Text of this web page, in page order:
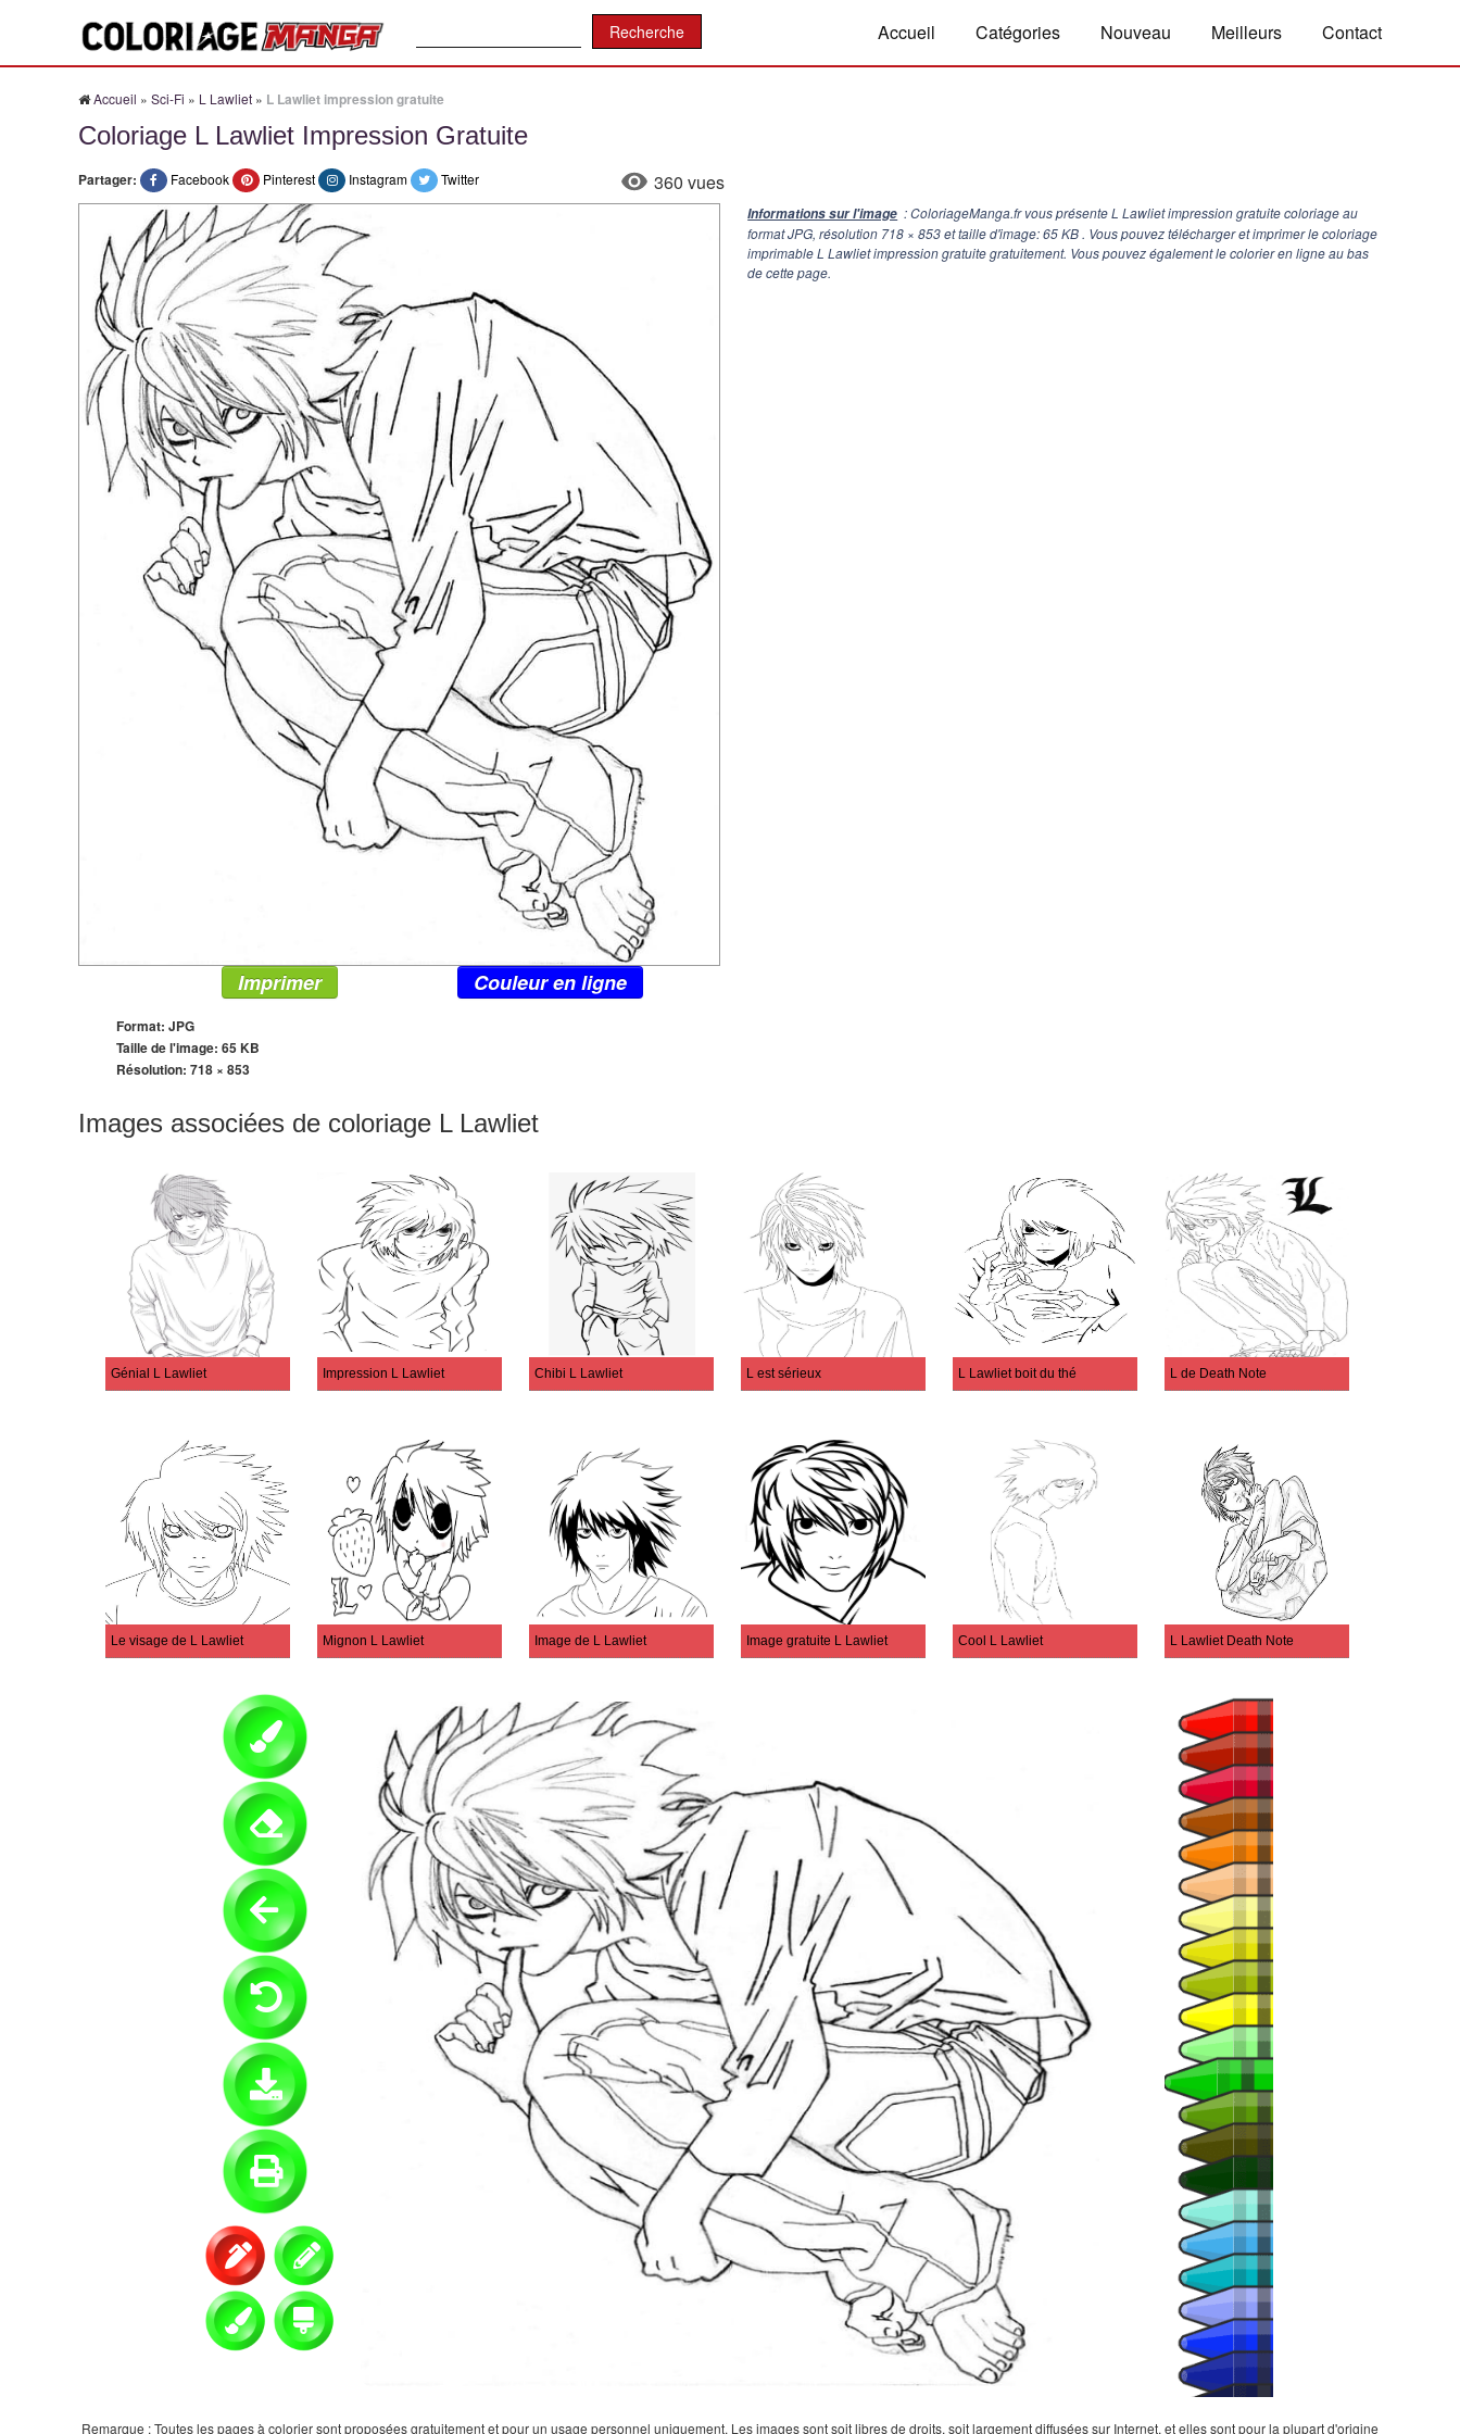
Accueil Catégories Nouveau Meilleurs Contact
Accueil » Sci-Fi » L Lawliet » L Lawliet impression gratuite
Coloriage L Lawliet Impression Gratuite
Partager: Facebook Pinterest Instagram Twitter 360 vues
Informations sur l'image : ColoriageManga.fr vous présente L Lawliet impression gratuite coloriage au
format JPG, résolution 718 × 853et taille d'image: 65 KB . Vous pouvez télécharger et imprimer le coloriage
imprimable L Lawliet impression gratuite gratuitement. Vous pouvez également le colorier en ligne au bas
de cette page.
Imprimer Couleur en ligne
Format: JPG
Taille de l'image: 65 KB
Résolution: 718 × 853
Images associées de coloriage L Lawliet
Génial L Lawliet Impression L Lawliet Chibi L Lawliet L est sérieux L Lawliet boit du thé L de Death Note
Le visage de L Lawliet Mignon L Lawliet Image de L Lawliet Image gratuite L Lawliet Cool L Lawliet L Lawliet Death Note
Remarque : Toutes les pages à colorier sont proposées gratuitement et pour un usage personnel uniquement. Les images sont soit libres de droits, soit largement diffusées sur Internet, et elles sont pour la plupart d'origine